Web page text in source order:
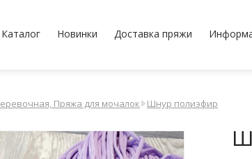
Каталог Новинки Доставка пряжи
Пряжа для мочалок Шнур полиэфир